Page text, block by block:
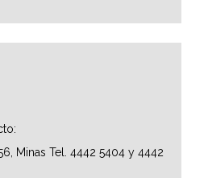
Minas Tel. 4442 5404 y 4442